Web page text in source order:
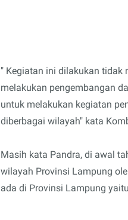
" Kegiatan ini dilakukan tidak
melakukan pengembangan
untuk melakukan kegiatan
diberbagai wilayah" kata
Masih kata Pandra, di awal
wilayah Provinsi Lampung
ada di Provinsi Lampung